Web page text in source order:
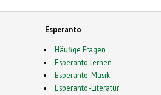
Esperanto
Häufige Fragen
Esperanto lernen
Esperanto-Musik
Esperanto-Literatur